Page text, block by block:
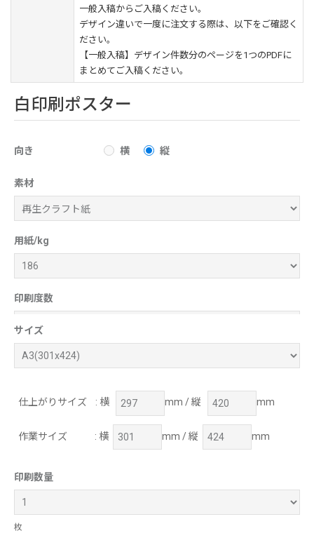
一般入稿からご入稿ください。
デザイン違いで一度に注文する際は、以下をご確認く
ださい。
【一般入稿】デザイン件数分のページを1つのPDFに
まとめてご入稿ください。
白印刷ポスター
向き 横 縦
素材
用紙/kg
印刷度数
サイズ
仕上がりサイズ : 横 mm / 縦 mm
作業サイズ : 横 mm / 縦 mm
印刷数量
枚